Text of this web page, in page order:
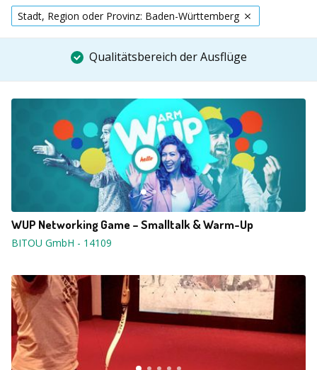
Stadt, Region oder Provinz: Baden-Württemberg
Qualitätsbereich der Ausflüge
WUP Networking Game – Smalltalk & Warm-Up
BITOU GmbH - 14109